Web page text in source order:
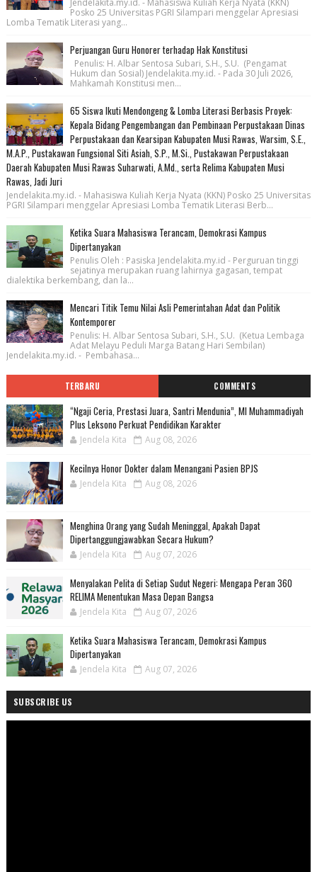
Jendelakita.my.id. - Mahasiswa Kuliah Kerja Nyata (KKN)
Posko 25 Universitas PGRI Silampari menggelar Apresiasi
Lomba Tematik Literasi yang...
Perjuangan Guru Honorer terhadap Hak Konstitusi
Penulis: H. Albar Sentosa Subari, S.H., S.U. (Pengamat
Hukum dan Sosial) Jendelakita.my.id. - Pada 30 Juli 2026,
Mahkamah Konstitusi men...
65 Siswa Ikuti Mendongeng & Lomba Literasi Berbasis Proyek:
Kepala Bidang Pengembangan dan Pembinaan Perpustakaan Dinas
Perpustakaan dan Kearsipan Kabupaten Musi Rawas, Warsim, S.E.,
M.A.P., Pustakawan Fungsional Siti Asiah, S.P., M.Si., Pustakawan Perpustakaan
Daerah Kabupaten Musi Rawas Suharwati, A.Md., serta Relima Kabupaten Musi
Rawas, Jadi Juri
Jendelakita.my.id. - Mahasiswa Kuliah Kerja Nyata (KKN) Posko 25 Universitas
PGRI Silampari menggelar Apresiasi Lomba Tematik Literasi Berb...
Ketika Suara Mahasiswa Terancam, Demokrasi Kampus
Dipertanyakan
Penulis Oleh : Pasiska Jendelakita.my.id - Perguruan tinggi
sejatinya merupakan ruang lahirnya gagasan, tempat
dialektika berkembang, dan la...
Mencari Titik Temu Nilai Asli Pemerintahan Adat dan Politik
Kontemporer
Penulis: H. Albar Sentosa Subari, S.H., S.U. (Ketua Lembaga
Adat Melayu Peduli Marga Batang Hari Sembilan)
Jendelakita.my.id. - Pembahasa...
TERBARU COMMENTS
“Ngaji Ceria, Prestasi Juara, Santri Mendunia”, MI Muhammadiyah
Plus Leksono Perkuat Pendidikan Karakter
Jendela Kita Aug 08, 2026
Kecilnya Honor Dokter dalam Menangani Pasien BPJS
Jendela Kita Aug 08, 2026
Menghina Orang yang Sudah Meninggal, Apakah Dapat
Dipertanggungjawabkan Secara Hukum?
Jendela Kita Aug 07, 2026
Menyalakan Pelita di Setiap Sudut Negeri: Mengapa Peran 360
RELIMA Menentukan Masa Depan Bangsa
Jendela Kita Aug 07, 2026
Ketika Suara Mahasiswa Terancam, Demokrasi Kampus
Dipertanyakan
Jendela Kita Aug 07, 2026
SUBSCRIBE US